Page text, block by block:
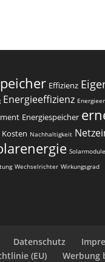
Effizienz
Energieeffizienz
Energiespeicher
Kosten Nachhaltigkeit
Solarmodule
Wechselrichter Wirkungsgrad
Datenschutz
(EU)
Werbung